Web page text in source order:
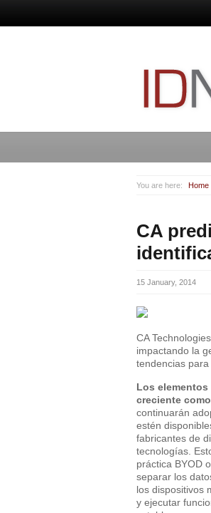
You are here: Home
CA
15 January, 2014
CA
impactando la
tendencias para
Los
creciente
continuarán
estén
fabricantes de
tecnologías.
práctica BYOD
separar los
los dispositivos
y ejecutar